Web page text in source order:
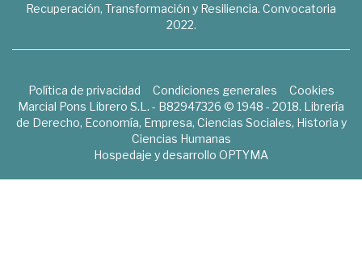
Recuperación, Transformación y Resiliencia. Convocatoria
2022.
Política de privacidad Condiciones generales
Cookies
Marcial Pons Librero S.L. - B82947326 © 1948 - 2018. Librería
de Derecho, Economía, Empresa, Ciencias Sociales, Historia y
Ciencias Humanas
Hospedaje y desarrollo OPTYMA